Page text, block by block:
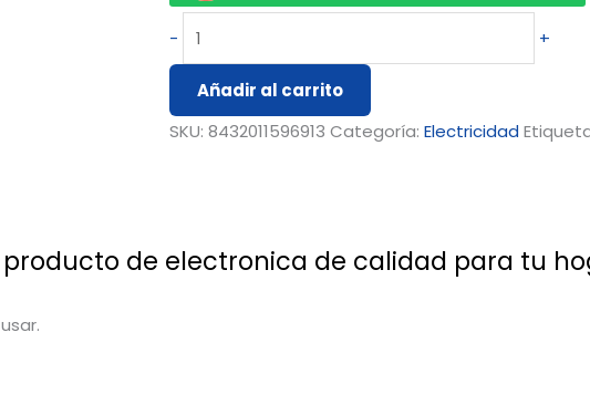
- +
Añadir al carrito
SKU:8432011596913 Categoría:Electricidad
de electronica de calidad para tu